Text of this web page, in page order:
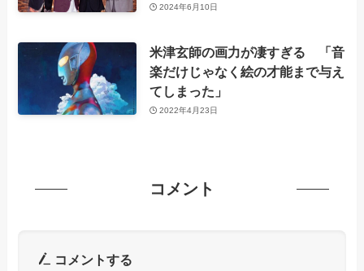
2024年6月10日
米津玄師の画力が凄すぎる 「音
楽だけじゃなく絵の才能まで与え
てしまった」
2022年4月23日
コメント
コメントする